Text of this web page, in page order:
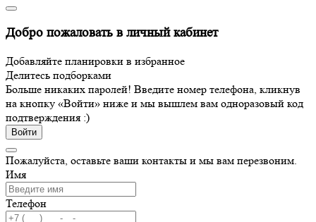
Добро пожаловать в личный кабинет
Добавляйте планировки в избранное
Делитесь подборками
Больше никаких паролей! Введите номер телефона, кликнув
на кнопку «Войти» ниже и мы вышлем вам одноразовый код
подтверждения :)
Войти
Пожалуйста, оставьте ваши контакты и мы вам перезвоним.
Имя
Телефон